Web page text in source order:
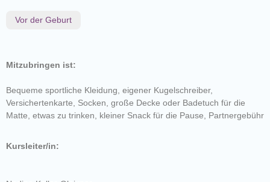
Vor der Geburt
Mitzubringen ist:
Bequeme sportliche Kleidung, eigener Kugelschreiber,
Versichertenkarte, Socken, große Decke oder Badetuch für die
Matte, etwas zu trinken, kleiner Snack für die Pause, Partnergebühr
Kursleiter/in: